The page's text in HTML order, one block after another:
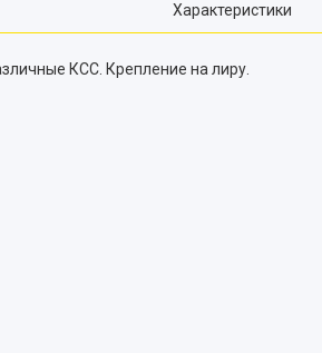
Характеристики
КСС. Крепление на лиру.